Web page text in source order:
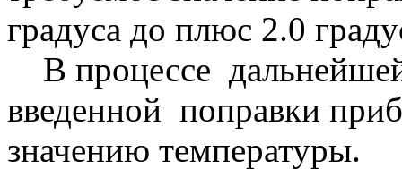
градуса до плюс 2.0
В процессе
введенной поправки
значению температуры.